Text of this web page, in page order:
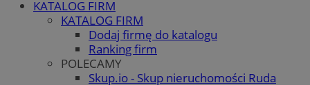
KATALOG FIRM
KATALOG FIRM
Dodaj firmę do katalogu
Ranking firm
POLECAMY
Skup.io - Skup nieruchomości Ruda